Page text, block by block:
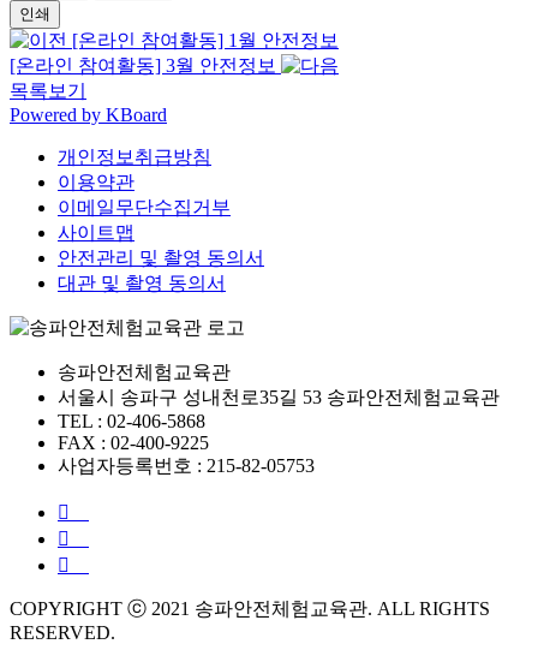
인쇄
[온라인 참여활동] 1월 안전정보
[온라인 참여활동] 3월 안전정보
목록보기
Powered by KBoard
개인정보취급방침
이용약관
이메일무단수집거부
사이트맵
안전관리 및 촬영 동의서
대관 및 촬영 동의서
송파안전체험교육관
서울시 송파구 성내천로35길 53 송파안전체험교육관
TEL : 02-406-5868
FAX : 02-400-9225
사업자등록번호 : 215-82-05753
COPYRIGHT ⓒ 2021 송파안전체험교육관. ALL RIGHTS
RESERVED.